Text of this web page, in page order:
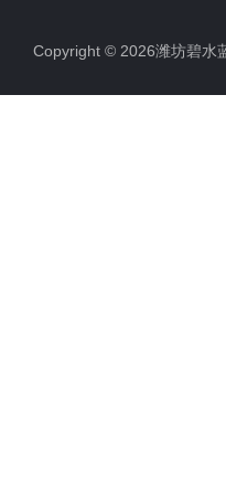
Copyright © 2026潍坊碧水